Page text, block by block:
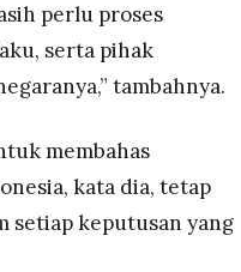
perlu proses
serta pihak
tambahnya.
membahas
kata dia, tetap
setiap keputusan yang